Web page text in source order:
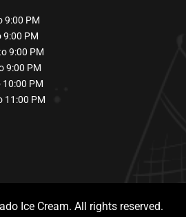
PM
PM
9:00 PM
9:00 PM
PM
PM
Ice Cream. All rights reserved.